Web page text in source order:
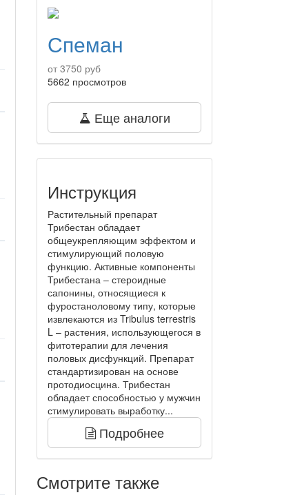
Спеман
от 3750 руб
5662 просмотров
Еще аналоги
Инструкция
Растительный препарат
Трибестан обладает
общеукрепляющим эффектом и
стимулирующий половую
функцию. Активные компоненты
Трибестана – стероидные
сапонины, относящиеся к
фуростаноловому типу, которые
извлекаются из Tribulus terrestris
L – растения, использующегося в
фитотерапии для лечения
половых дисфункций. Препарат
стандартизирован на основе
протодиосцина. Трибестан
обладает способностью у мужчин
стимулировать выработку...
Подробнее
Смотрите также